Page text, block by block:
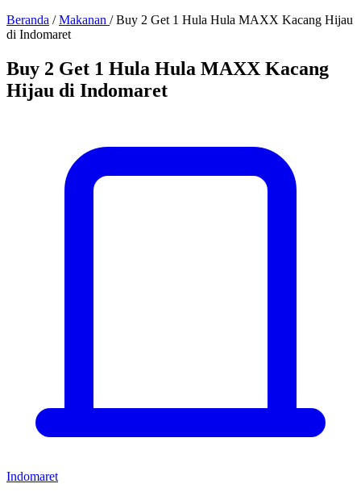
Beranda / Makanan / Buy 2 Get 1 Hula Hula MAXX Kacang Hijau
di Indomaret
Buy 2 Get 1 Hula Hula MAXX Kacang
Hijau di Indomaret
Indomaret